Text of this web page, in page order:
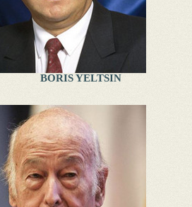
BORIS YELTSIN